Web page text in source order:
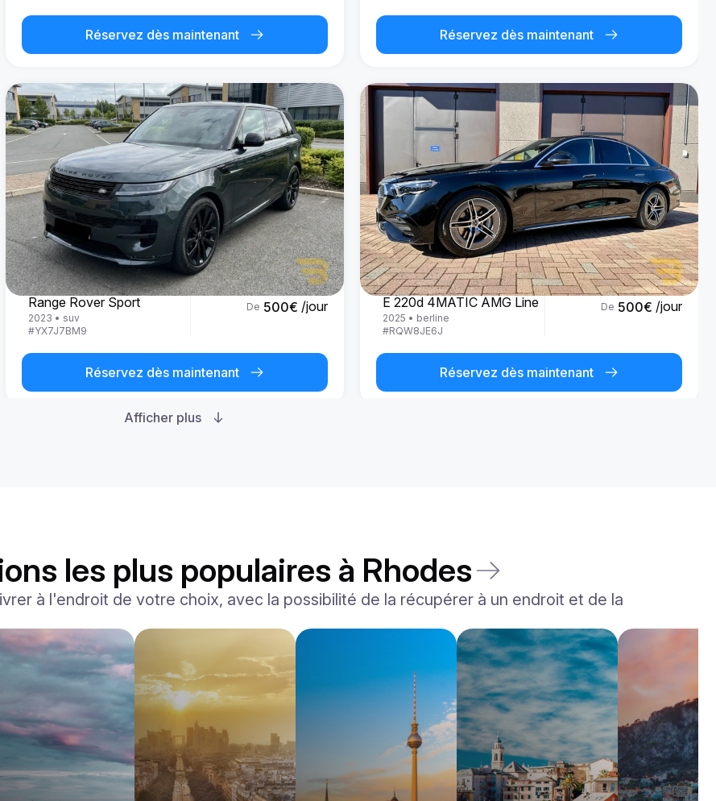
Réservez dès maintenant Réservez dès maintenant
Land Rover
Range Rover Sport
2023 • suv
#YX7J7BM9
De 500€ /jour
Réservez dès maintenant
Mercedes Benz
E 220d 4MATIC AMG Line
2025 • berline
#RQW8JE6J
De 500€ /jour
Réservez dès maintenant
Huracán Evo Spider
2024
sport
€
Réservez dès maintenant
Range Rover Sport
YPDJPVBJ
De 600
Réservez dès maintenant
Afficher plus
les plus populaires à Rhodes
à l'endroit de votre choix, avec la possibilité de la récupérer à un endroit et de la